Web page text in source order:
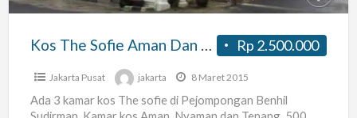
Pejompongan
Rp 2.500.000
Kos The Sofie Aman Dan Nyaman Pejompongan Benhil
Jakarta Pusat jakarta 8 Maret 2015
Ada 3 kamar kos The sofie di Pejompongan Benhil